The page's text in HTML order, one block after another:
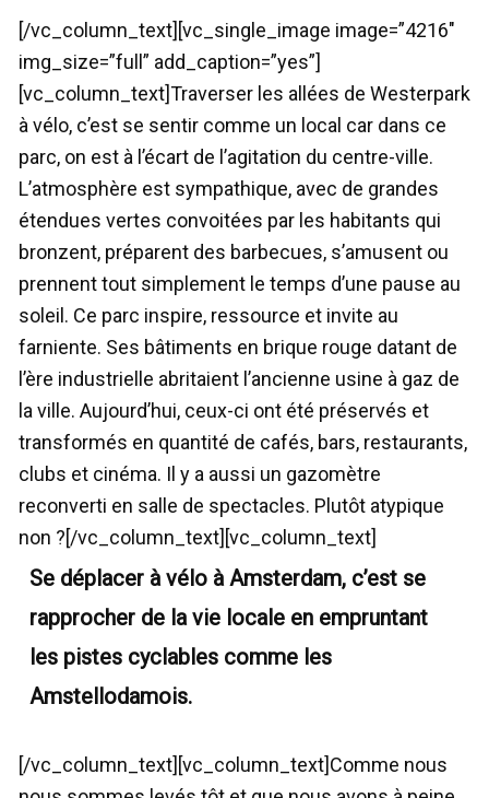
[/vc_column_text][vc_single_image image=”4216″
img_size=”full” add_caption=”yes”]
[vc_column_text]Traverser les allées de Westerpark
à vélo, c’est se sentir comme un local car dans ce
parc, on est à l’écart de l’agitation du centre-ville.
L’atmosphère est sympathique, avec de grandes
étendues vertes convoitées par les habitants qui
bronzent, préparent des barbecues, s’amusent ou
prennent tout simplement le temps d’une pause au
soleil. Ce parc inspire, ressource et invite au
farniente. Ses bâtiments en brique rouge datant de
l’ère industrielle abritaient l’ancienne usine à gaz de
la ville. Aujourd’hui, ceux-ci ont été préservés et
transformés en quantité de cafés, bars, restaurants,
clubs et cinéma. Il y a aussi un gazomètre
reconverti en salle de spectacles. Plutôt atypique
non ?[/vc_column_text][vc_column_text]
Se déplacer à vélo à Amsterdam, c’est se
rapprocher de la vie locale en empruntant
les pistes cyclables comme les
Amstellodamois.
[/vc_column_text][vc_column_text]Comme nous